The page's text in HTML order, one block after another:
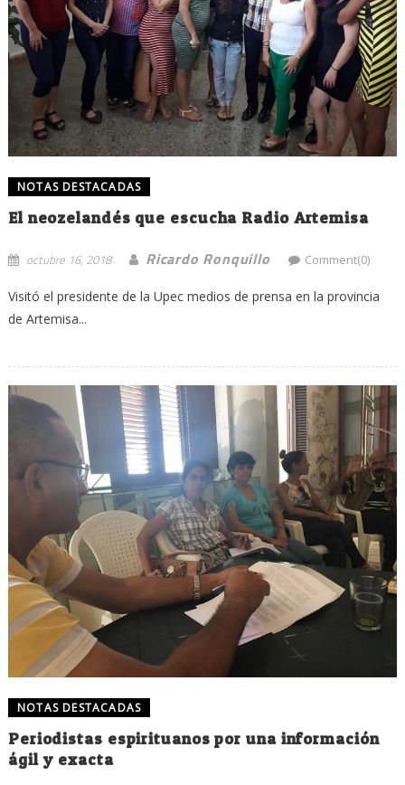
NOTAS DESTACADAS
El neozelandés que escucha Radio Artemisa
octubre 16, 2018 Ricardo Ronquillo Comment(0)
Visitó el presidente de la Upec medios de prensa en la provincia
de Artemisa...
NOTAS DESTACADAS
Periodistas espirituanos por una información
ágil y exacta